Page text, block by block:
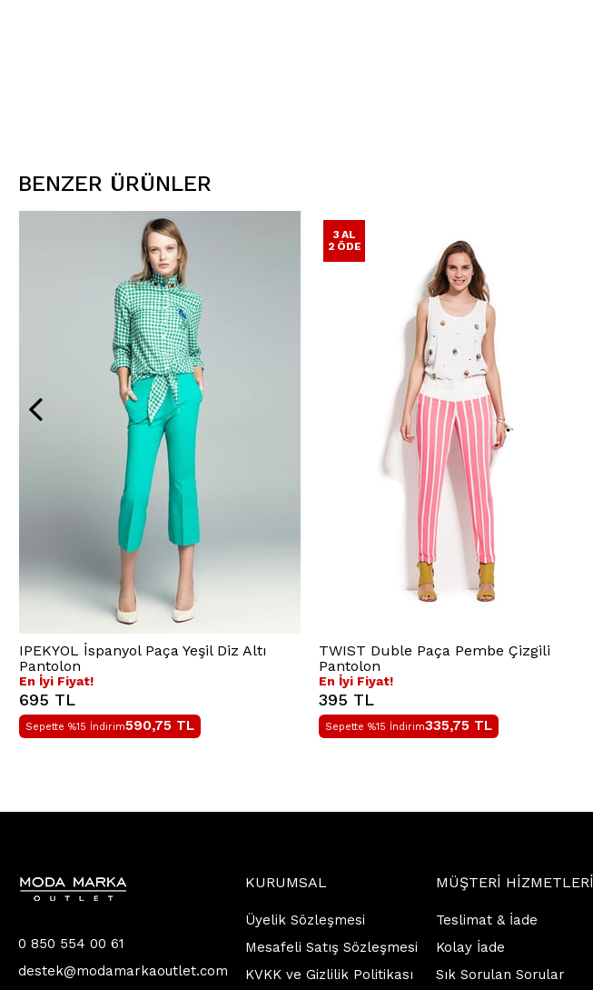
BENZER ÜRÜNLER
IPEKYOL İspanyol Paça Yeşil Diz Altı
Pantolon
En İyi Fiyat!
695 TL
Sepette %15 İndirim590,75 TL
3 AL
2 ÖDE
TWIST Duble Paça Pembe Çizgili
Pantolon
En İyi Fiyat!
395 TL
Sepette %15 İndirim335,75 TL
0 850 554 00 61
destek@modamarkaoutlet.com
KURUMSAL
Üyelik Sözleşmesi
Mesafeli Satış Sözleşmesi
KVKK ve Gizlilik Politikası
MÜŞTERİ HİZMETLERİ
Teslimat & İade
Kolay İade
Sık Sorulan Sorular